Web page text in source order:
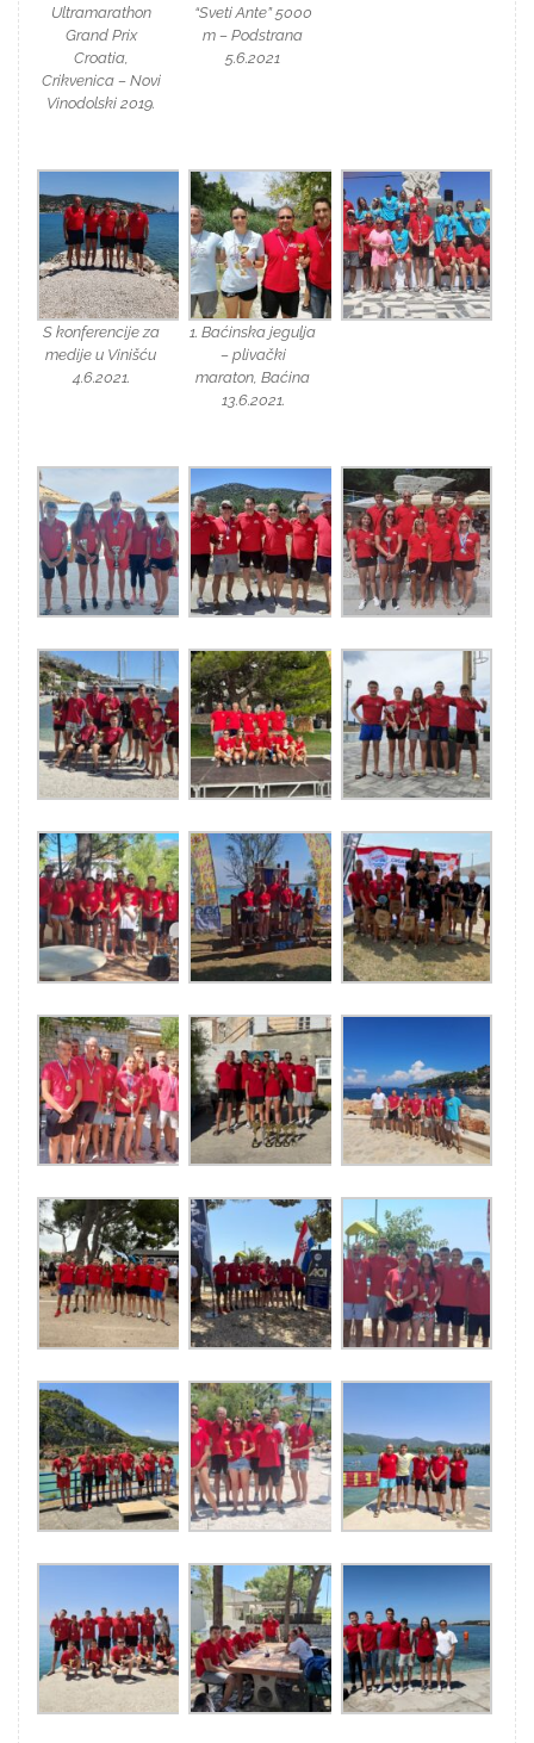
Ultramarathon
Grand Prix
Croatia,
Crikvenica – Novi
Vinodolski 2019.
“Sveti Ante” 5000
m – Podstrana
5.6.2021
S konferencije za
medije u Vinišću
4.6.2021.
1. Baćinska jegulja
– plivački
maraton, Baćina
13.6.2021.